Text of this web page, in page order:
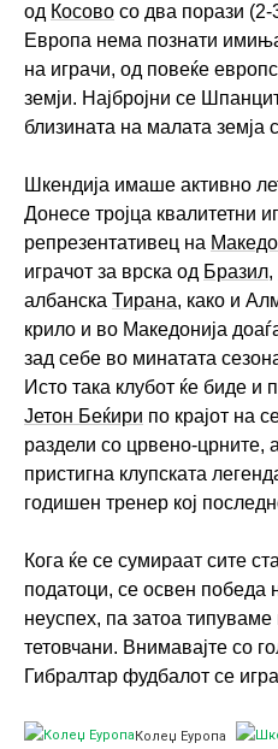
од Косово со два порази
Европа нема познати
на играчи, од повеќе
земји. Најбројни се
близината на малата земја
Шкендија имаше активно
Донесе тројца квалитетни
репрезентативец на
играчот за врска од Бразил,
албанска Тирана, како и
крило и во Македонија
зад себе во минатата
Исто така клубот ќе биде и
Јетон Беќири по крајот на
раздели со црвено-црните,
пристигна клупската
годишен тренер кој
Кога ќе се сумираат сите
податоци, се освен победа
неуспех, па затоа
тетовчани. Внимавајте со
Гибралтар фудбалот се
Колеџ Еуропа